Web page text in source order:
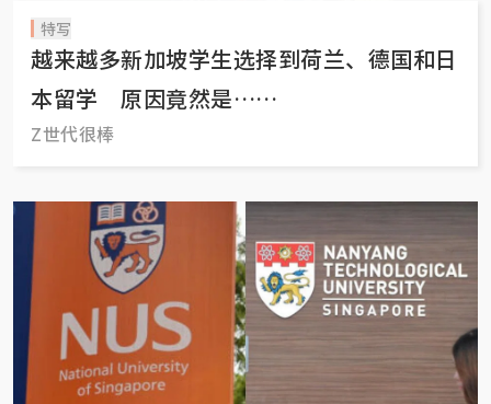
特写
越来越多新加坡学生选择到荷兰、德国和日
本留学 原因竟然是……
Z世代很棒